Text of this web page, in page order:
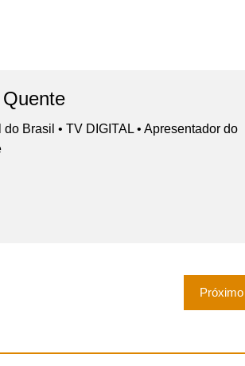
Brasil • TV DIGITAL • Apresentador do
Próximo